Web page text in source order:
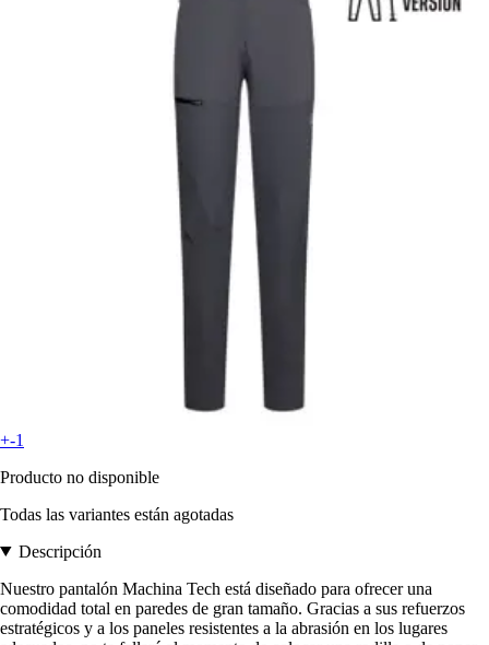
+-1
Producto no disponible
Todas las variantes están agotadas
Descripción
Nuestro pantalón Machina Tech está diseñado para ofrecer una
comodidad total en paredes de gran tamaño. Gracias a sus refuerzos
estratégicos y a los paneles resistentes a la abrasión en los lugares